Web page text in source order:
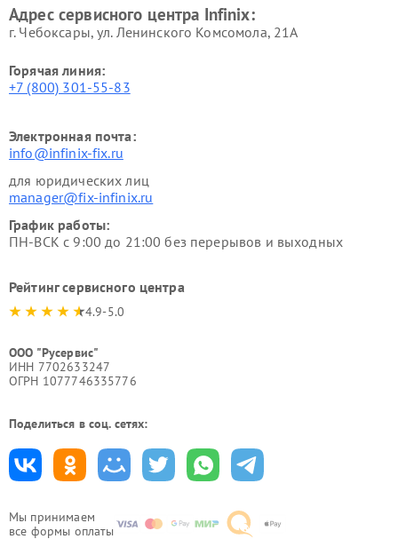
Мы принимаем
все формы оплаты
Адрес сервисного центра Infinix:
г. Чебоксары, ул. Ленинского Комсомола, 21А
Горячая линия:
+7 (800) 301-55-83
Электронная почта:
info@infinix-fix.ru
для юридических лиц
manager@fix-infinix.ru
График работы:
ПН-ВСК с 9:00 до 21:00 без перерывов и выходных
Рейтинг сервисного центра
4.9-5.0
ООО "Русервис"
ИНН 7702633247
ОГРН 1077746335776
Поделиться в соц. сетях: